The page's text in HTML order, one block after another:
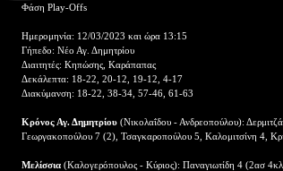
Φάση Play-Offs
Ημερομηνία: 12/03/2023 και ώρα 13:15
Γήπεδο: Νέο Αγ. Δημητρίου
Διαιτητές: Κηπώσης, Καράπαπας
Δεκάλεπτα: 18-22, 20-12, 19-12, 4-17
Διακύμανση: 18-22, 38-34, 57-46, 61-63
Κρόνος Αγ. Δημητρίου (Νικολαΐδου - Ανδρεοπούλου):
Γεωργακοπούλου 7 (2), Τσαγκαροπούλου 5, Καλομιτσίνη 4,
Μελίσσια (Καλογερόπουλος - Κύριος): Παναγιωτίδη 4 (2ασ